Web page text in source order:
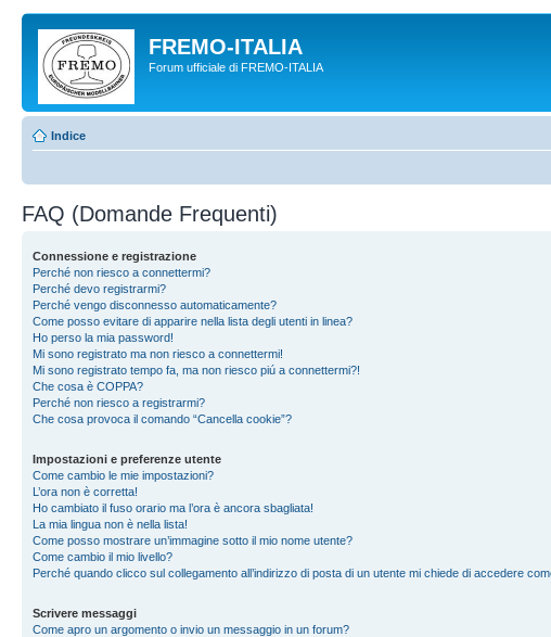
FREMO-ITALIA
Forum ufficiale di FREMO-ITALIA
Indice
FAQ (Domande Frequenti)
Connessione e registrazione
Perché non riesco a connettermi?
Perché devo registrarmi?
Perché vengo disconnesso automaticamente?
Come posso evitare di apparire nella lista degli utenti in linea?
Ho perso la mia password!
Mi sono registrato ma non riesco a connettermi!
Mi sono registrato tempo fa, ma non riesco piú a connettermi?!
Che cosa è COPPA?
Perché non riesco a registrarmi?
Che cosa provoca il comando “Cancella cookie”?
Impostazioni e preferenze utente
Come cambio le mie impostazioni?
L’ora non è corretta!
Ho cambiato il fuso orario ma l’ora è ancora sbagliata!
La mia lingua non è nella lista!
Come posso mostrare un’immagine sotto il mio nome utente?
Come cambio il mio livello?
Perché quando clicco sul collegamento all’indirizzo di posta di un utente mi chiede di accedere
Scrivere messaggi
Come apro un argomento o invio un messaggio in un forum?